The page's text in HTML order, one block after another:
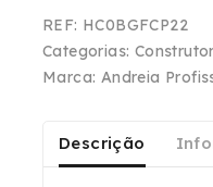
REF: HC0BGFCP22
Categorias:
Marca: Andreia
Descrição